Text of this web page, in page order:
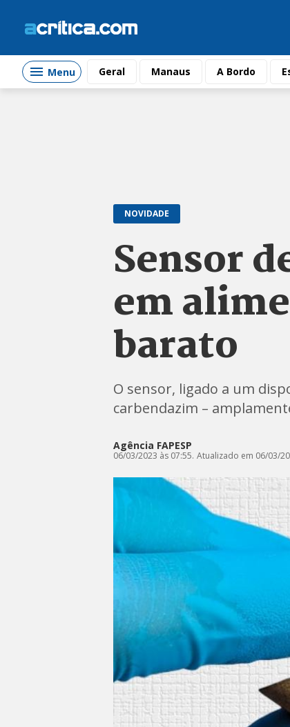
Menu Geral Manaus A Bordo
NOVIDADE
Sensor
em
barato
O sensor, ligado a um
carbendazim –
Agência FAPESP
06/03/2023 às 07:55. Atualizado em 06/03/